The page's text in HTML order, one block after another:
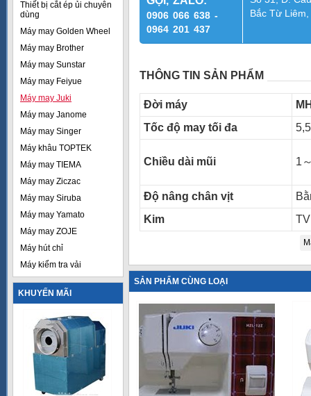
Thiết bị cắt ép ủi chuyên
dùng
Máy may Golden Wheel
Máy may Brother
Máy may Sunstar
Máy may Feiyue
Máy may Juki
Máy may Janome
Máy may Singer
Máy khâu TOPTEK
Máy may TIEMA
Máy may Ziczac
Máy may Siruba
Máy may Yamato
Máy may ZOJE
Máy hút chỉ
Máy kiểm tra vải
KHUYẾN MÃI
0906 066 638 -
0964 201 437
Bắc Từ
THÔNG TIN SẢN PHẨM
Đời máy
Tốc độ may tối đa
Chiều dài mũi 1
Độ nâng chân vịt
Kim
SẢN PHẨM CÙNG LOẠI